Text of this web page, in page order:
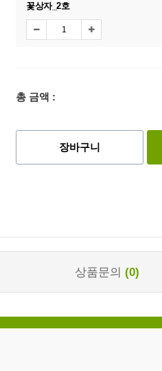
꽃상자_2호
총 금액 :
장바구니
상품문의 (0)